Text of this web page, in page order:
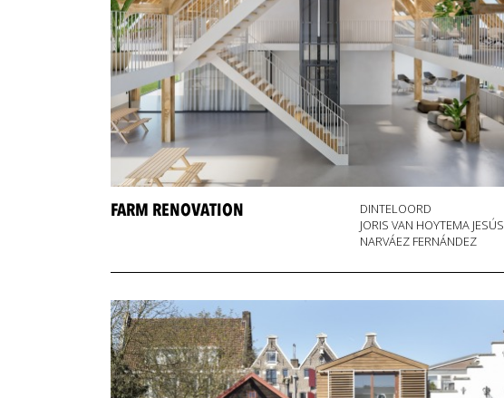
FARM RENOVATION
DINTELOORD
JORIS VAN HOYTEMA JESÚS
NARVÁEZ FERNÁNDEZ